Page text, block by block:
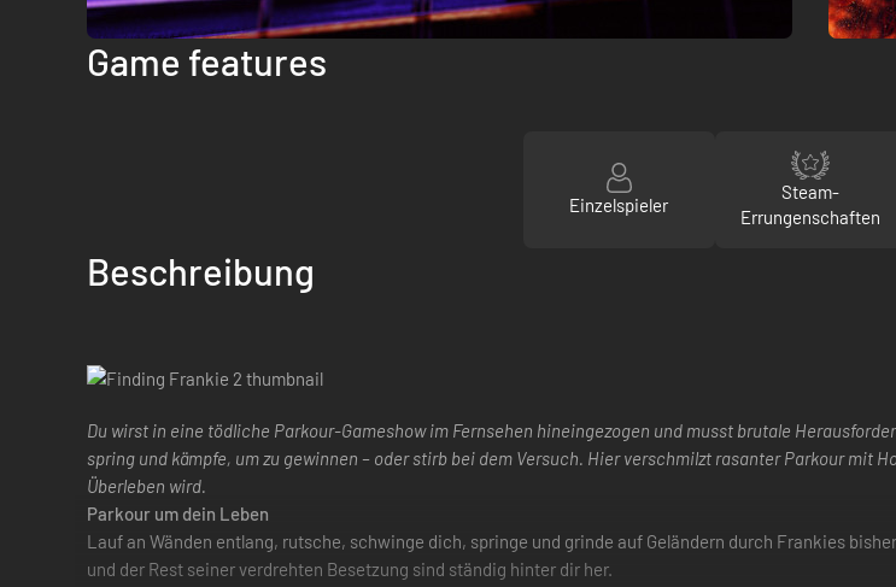
Game features
Einzelspieler
Steam-
Errungenschaften
Beschreibung
Du wirst in eine tödliche Parkour-Gameshow im Fernsehen hineingezogen und musst brutale
spring und kämpfe, um zu gewinnen – oder stirb bei dem Versuch. Hier verschmilzt rasanter Parkour mit
Überleben wird.
Parkour um dein Leben
Lauf an Wänden entlang, rutsche, schwinge dich, springe und grinde auf Geländern durch Frankies
und der Rest seiner verdrehten Besetzung sind ständig hinter dir her.